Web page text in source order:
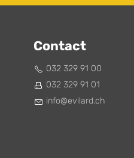
Contact
032 329 91 00
032 329 91 01
nf
v l rd ch